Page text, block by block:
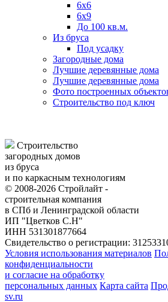
6х6
6х9
До 100 кв.м.
Из бруса
Под усадку
Загородные дома
Лучшие деревянные дома
Лучшие деревянные дома
Фото построенных
Строительство под ключ
Строительство
загородных домов
из бруса
и по каркасным технологиям
© 2008-2026 Стройлайт -
строительная компания
в СПб и Ленинградской области
ИП "Цветков С.Н"
ИНН 531301877664
Свидетельство о регистрации:
Условия использования материалов
конфиденциальности
и согласие на обработку
персональных данных Карта сайта
sv.ru